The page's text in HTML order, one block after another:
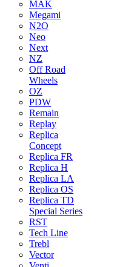
MAK
Megami
N2O
Neo
Next
NZ
Off Road
Wheels
OZ
PDW
Remain
Replay
Replica
Concept
Replica FR
Replica H
Replica LA
Replica OS
Replica TD
Special Series
RST
Tech Line
Trebl
Vector